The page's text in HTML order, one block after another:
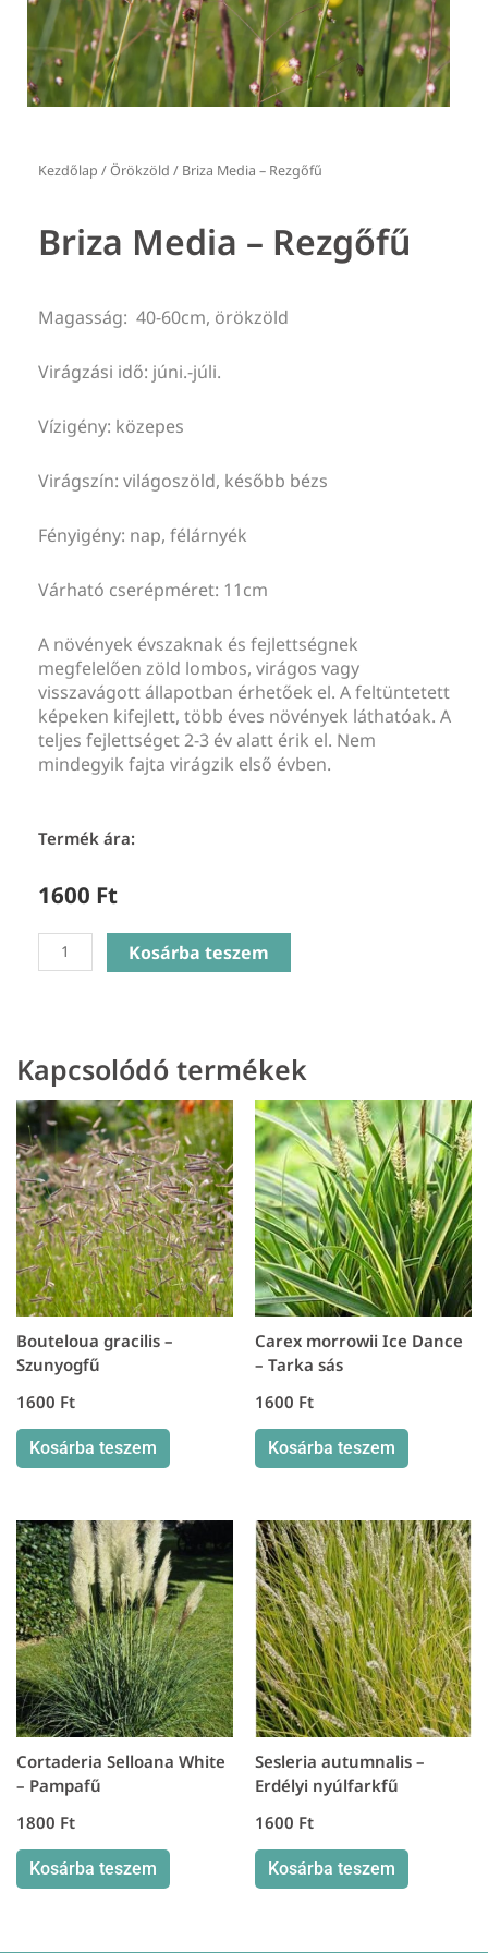
Kezdőlap /Örökzöld / Briza Media – Rezgőfű
Briza Media – Rezgőfű
Magasság: 40-60cm, örökzöld
Virágzási idő: júni.-júli.
Vízigény: közepes
Virágszín: világoszöld, később bézs
Fényigény: nap, félárnyék
Várható cserépméret: 11cm
A növények évszaknak és fejlettségnek
megfelelően zöld lombos, virágos vagy
visszavágott állapotban érhetőek el. A feltüntetett
képeken kifejlett, több éves növények láthatóak. A
teljes fejlettséget 2-3 év alatt érik el. Nem
mindegyik fajta virágzik első évben.
Termék ára:
1600 Ft
Briza
Media
Kosárba teszem
Kapcsolódó termékek
Bouteloua gracilis –
Szunyogfű
1600 Ft
Kosárba teszem
Carex morrowii Ice Dance
– Tarka sás
1600 Ft
Kosárba teszem
Cortaderia Selloana White
– Pampafű
1800 Ft
Kosárba teszem
Sesleria autumnalis –
Erdélyi nyúlfarkfű
1600 Ft
Kosárba teszem